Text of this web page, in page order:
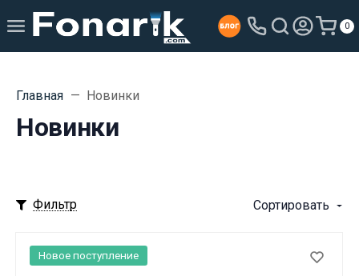
0
Главная Новинки
Новинки
Фильтр Сортировать
Новое поступление